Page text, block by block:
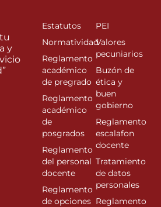
y
Estatutos
Normatividad
Reglamento
académico
de pregrado
Reglamento
académico
de
posgrados
Reglamento
del personal
docente
Reglamento
de opciones
PEI
Valores
pecuniarios
Buzón de
ética y
buen
gobierno
Reglamento
escalafon
docente
Tratamiento
de datos
personales
Reglamento